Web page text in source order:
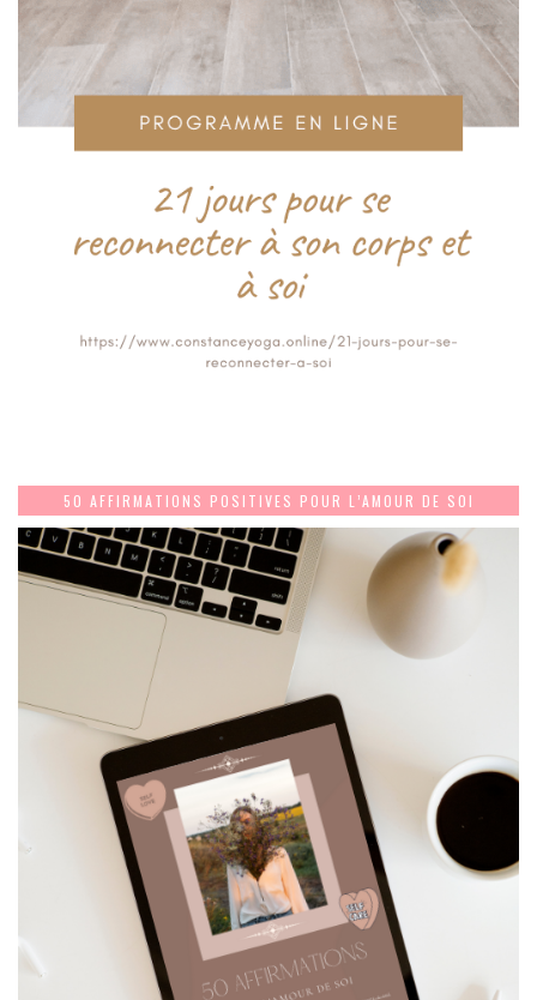
50 AFFIRMATIONS POSITIVES POUR L’AMOUR DE SOI